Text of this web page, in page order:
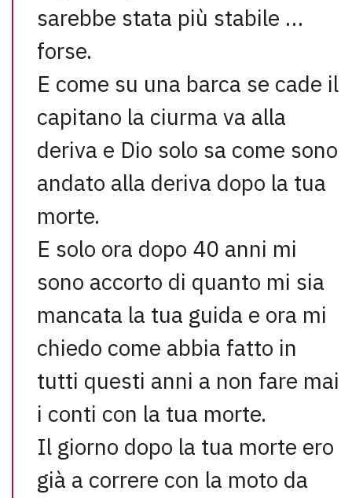
sarebbe stata più stabile …
forse.
E come su una barca se cade il
capitano la ciurma va alla
deriva e Dio solo sa come sono
andato alla deriva dopo la tua
morte.
E solo ora dopo 40 anni mi
sono accorto di quanto mi sia
mancata la tua guida e ora mi
chiedo come abbia fatto in
tutti questi anni a non fare mai
i conti con la tua morte.
Il giorno dopo la tua morte ero
già a correre con la moto da